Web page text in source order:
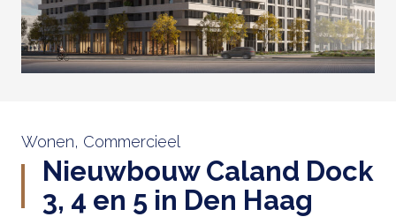
Wonen, Commercieel
Nieuwbouw Caland Dock
3, 4 en 5 in Den Haag